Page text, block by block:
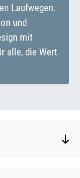
Laufwegen.
und
mit
alle, die Wert